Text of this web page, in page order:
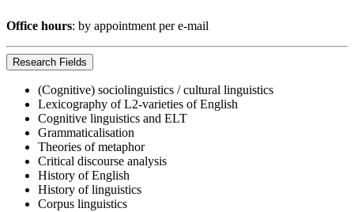
Office hours: by appointment per e-mail
Research Fields
(Cognitive) sociolinguistics / cultural linguistics
Lexicography of L2-varieties of English
Cognitive linguistics and ELT
Grammaticalisation
Theories of metaphor
Critical discourse analysis
History of English
History of linguistics
Corpus linguistics